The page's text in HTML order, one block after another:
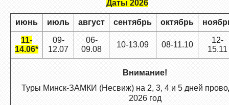
Даты 2026
июнь июль август сентябрь октябрь
11-
14.06*
09-
12.07
06-
09.08
10-13.09 08-11.10
12-
15.11
Внимание!
Туры Минск-ЗАМКИ (Несвиж) на 2, 3, 4 и 5 дней
2026 год